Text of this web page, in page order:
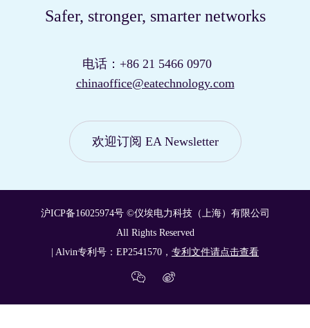
我们的站点
我们的分支机构
澳大利亚
Safer, stronger, smarter networks
电话：+86 21 5466 0970
chinaoffice@eatechnology.com
欢迎订阅 EA Newsletter
沪ICP备16025974号©仪埃电力科技（上海）有限公司
All Rights Reserved
| Alvin专利号：EP2541570， 专利文件请点击查看